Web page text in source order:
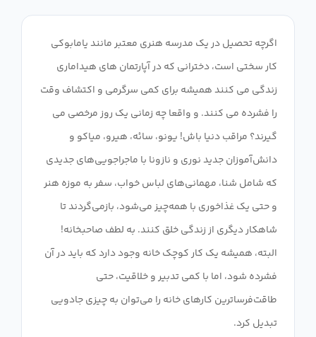
اگرچه تحصیل در یک مدرسه هنری معتبر مانند یامابوکی
کار سختی است، دخترانی که در آپارتمان های هیداماری
زندگی می کنند همیشه برای کمی سرگرمی و اکتشاف وقت
را فشرده می کنند. و واقعا چه زمانی یک روز مرخصی می
گیرند؟ مراقب دنیا باش! یونو، سائه، هیرو، میاکو و
دانش‌آموزان جدید نوری و نازونا با ماجراجویی‌های جدیدی
که شامل شنا، مهمانی‌های لباس خواب، سفر به موزه هنر
و حتی یک غذاخوری با همه‌چیز می‌شود، بازمی‌گردند تا
شاهکار دیگری از زندگی خلق کنند. به لطف صاحبخانه!
البته، همیشه یک کار کوچک خانه وجود دارد که باید در آن
فشرده شود، اما با کمی تدبیر و خلاقیت، حتی
طاقت‌فرساترین کارهای خانه را می‌توان به چیزی جادویی